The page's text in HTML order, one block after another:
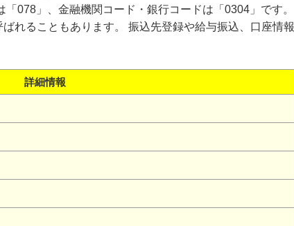
078」、金融機関コード・銀行コードは「0304」です。
れることもあります。 振込先登録や給与振込、口座情報
詳細情報